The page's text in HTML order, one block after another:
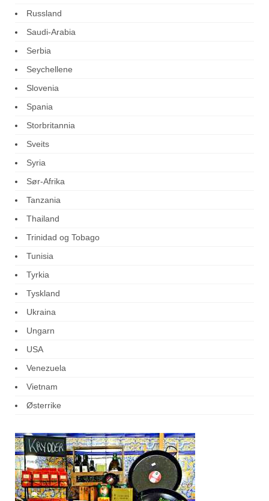
Russland
Saudi-Arabia
Serbia
Seychellene
Slovenia
Spania
Storbritannia
Sveits
Syria
Sør-Afrika
Tanzania
Thailand
Trinidad og Tobago
Tunisia
Tyrkia
Tyskland
Ukraina
Ungarn
USA
Venezuela
Vietnam
Østerrike